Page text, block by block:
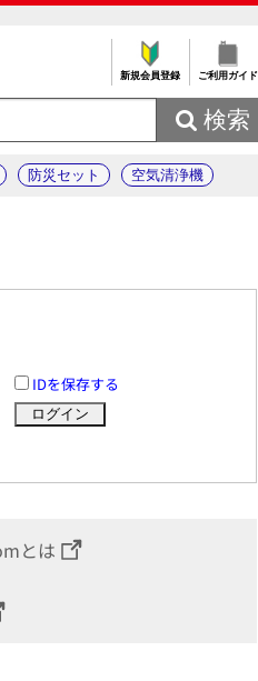
新規会員登録 ご利用ガイド
 検索
防災セット 空気清浄機
IDを保存する
とは